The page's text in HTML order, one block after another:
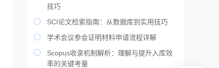
技巧

SCI论文检索指南：从数据库到实用技巧

学术会议参会证明材料申请流程详解

Scopus收录机制解析：理解与提升入库效
率的关键考量